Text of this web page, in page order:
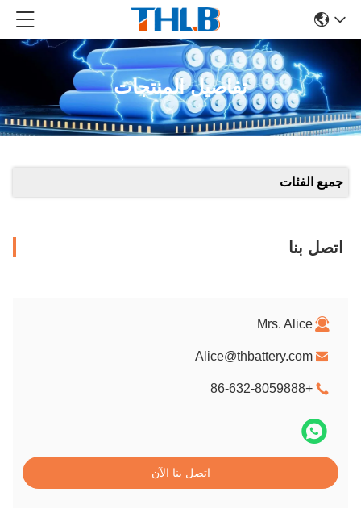
تفاصيل المنتجات
جميع الفئات
اتصل بنا
Mrs. Alice
Alice@thbattery.com
+86-632-8059888
اتصل بنا الآن